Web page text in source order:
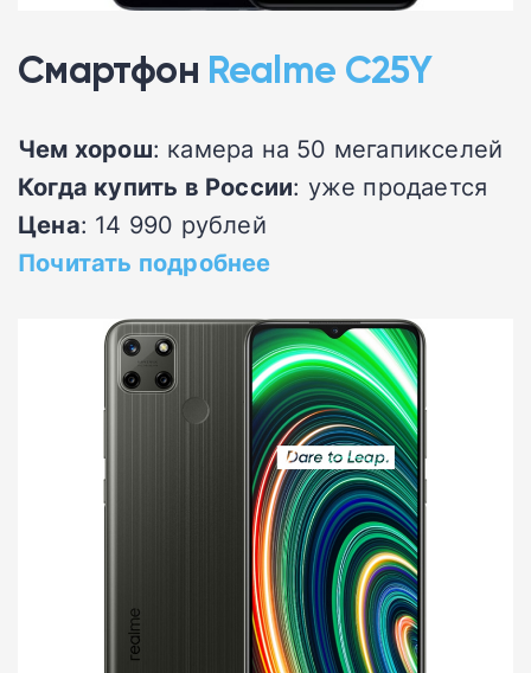
Смартфон Realme C25Y
Чем хорош: камера на 50 мегапикселей
Когда купить в России: уже продается
Цена: 14 990 рублей
Почитать подробнее